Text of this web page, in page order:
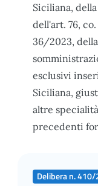
Siciliana,
dell'art. 76,
36/2023,
esclusivi
Siciliana,
altre
precedenti
Delibera n.